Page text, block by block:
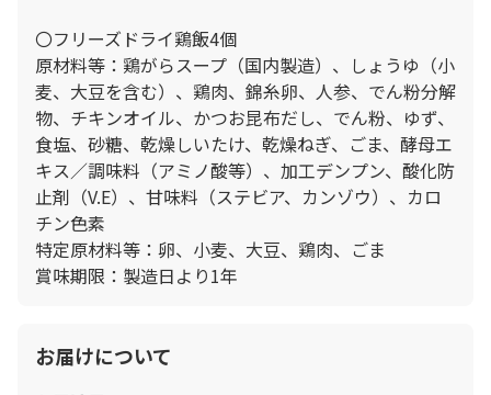
〇フリーズドライ鶏飯4個
原材料等：鶏がらスープ（国内製造）、しょうゆ（小
麦、大豆を含む）、鶏肉、錦糸卵、人参、でん粉分解
物、チキンオイル、かつお昆布だし、でん粉、ゆず、
食塩、砂糖、乾燥しいたけ、乾燥ねぎ、ごま、酵母エ
キス／調味料（アミノ酸等）、加工デンプン、酸化防
止剤（V.E）、甘味料（ステビア、カンゾウ）、カロ
チン色素
特定原材料等：卵、小麦、大豆、鶏肉、ごま
賞味期限：製造日より1年
お届けについて